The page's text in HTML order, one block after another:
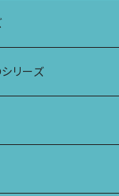
袖トップス
リーズ